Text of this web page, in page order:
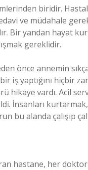
biridir.
ve müdahale
Bir yandan hayat
gereklidir.
önce annemin
iş yaptığını hiçbir
hikaye vardı. Acil
İnsanları
bu alanda çalışıp
hastane, her